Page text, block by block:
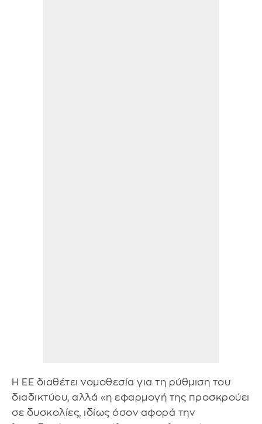
Η ΕΕ διαθέτει νομοθεσία για τη ρύθμιση του
διαδικτύου, αλλά «η εφαρμογή της προσκρούει
σε δυσκολίες, ιδίως όσον αφορά την